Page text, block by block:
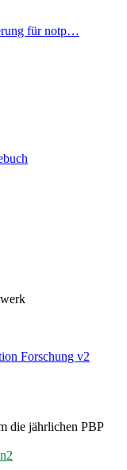
für notp…
Forschung v2
die jährlichen PBP